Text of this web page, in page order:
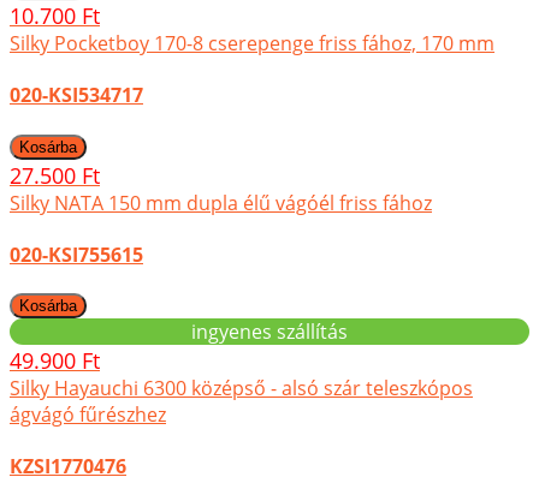
10.700 Ft
Silky Pocketboy 170-8 cserepenge friss fához, 170 mm
020-KSI534717
27.500 Ft
Silky NATA 150 mm dupla élű vágóél friss fához
020-KSI755615
ingyenes szállítás
49.900 Ft
Silky Hayauchi 6300 középső - alsó szár teleszkópos
ágvágó fűrészhez
KZSI1770476